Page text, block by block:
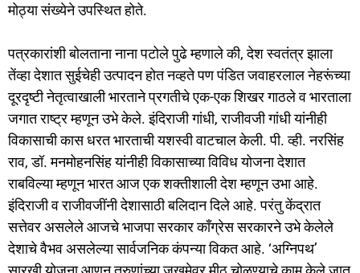
मोठ्या संख्येने उपस्थित होते.
पत्रकारांशी बोलताना नाना पटोले पुढे म्हणाले की, देश स्वतंत्र झाला
तेंव्हा देशात सुईचेही उत्पादन होत नव्हते पण पंडित जवाहरलाल नेहरूंच्या
दूरदृष्टी नेतृत्वाखाली भारताने प्रगतीचे एक-एक शिखर गाठले व भारताला
जगात राष्ट्र म्हणून उभे केले. इंदिराजी गांधी, राजीवजी गांधी यांनीही
विकासाची कास धरत भारताची यशस्वी वाटचाल केली. पी. व्ही. नरसिंह
राव, डॉ. मनमोहनसिंह यांनीही विकासाच्या विविध योजना देशात
राबविल्या म्हणून भारत आज एक शक्तीशाली देश म्हणून उभा आहे.
इंदिराजी व राजीवजींनी देशासाठी बलिदान दिले आहे. परंतु केंद्रात
सत्तेवर असलेले आजचे भाजपा सरकार काँग्रेस सरकारने उभे केलेले
देशाचे वैभव असलेल्या सार्वजनिक कंपन्या विकत आहे. ‘अग्निपथ’